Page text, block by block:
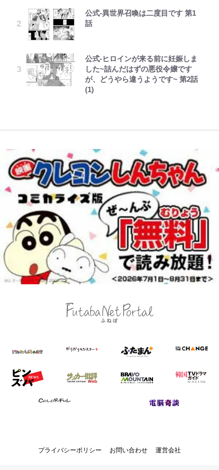
公式-異世界召喚は二度目です 第1
話
公式-ヒロインが来る前に妊娠しま
した~詰んだはずの悪役令嬢です
が、どうやら違うようです~ 第2話
(1)
誹謗中傷も「『そうせざるを得ない
武田久美子が語る23年ぶり写真集
の裏側…57歳の妥協なき美ボディ
と「貝殻水着」を超える伝説の衣装
南や和也だけじゃない！『タッチ』
「BOSS×ポケモン30周年」第2弾
コラボ実施！ 新商品「歴戦の微
糖」や図鑑缶登場にファン歓喜「見
とうちゃんが出世するゾ
ボンジュールでポンジュースだゾ
第3回 出版までの道のり・その2
レビュー『仮面家族』悠木シュン・
著
ュテル可愛すぎ｣
ら大歓迎されてる｣｢元気な姿見れ
て…｣
W杯クオーター制への大反発か、
趣里「ショック」初めて語った“重
【川口春奈と結婚】板倉滉は「めっ
ちゃモテる」 年収7億円・お洒落・
包容力…超愛される日本代表
「実体験レポ」
おもしろさを知る
【自転車】「若いときは登れたんだ
けど……」 グラベルバイクで暑さ
プライバシーポリシー お問い合わせ 運営会社